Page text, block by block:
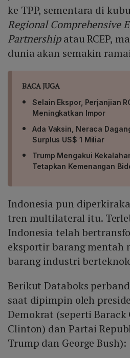
ke TPP, sementara di
Regional Comprehensive
Partnershipatau RCEP,
dunia akan semakin
BACA JUGA
Selain Ekspor, Perjanjian
Meningkatkan Impor
Ada Vaksin, Neraca
Surplus US$ 1 Miliar
Trump Mengakui
Tetapkan Kemenangan
Indonesia pun
tren multilateral itu.
Indonesia telah
eksportir barang mentah
barang industri
Berikut Databoks
saat dipimpin oleh
Demokrat (seperti
Clinton) dan Partai
Trump dan George Bush):